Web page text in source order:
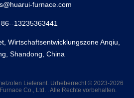
furnace.com
86--13235363441
Wirtschaftsentwicklungszone Anqiu,
Shandong, China
Lieferant. Urheberrecht © 2023-2026
Co., Ltd. . Alle Rechte vorbehalten.